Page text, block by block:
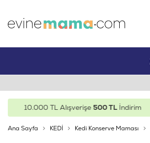
10.000 TL Alışverişe500 TLİndirim
Ana Sayfa KEDİ Kedi Konserve Maması